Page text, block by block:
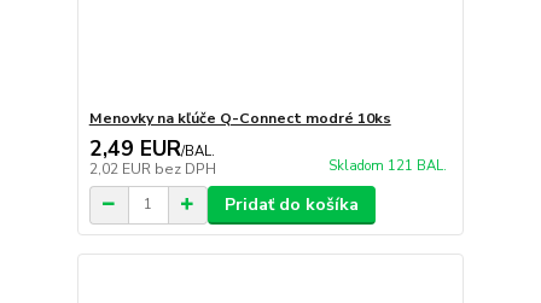
Menovky na kľúče Q-Connect modré 10ks
2,49 EUR/BAL.
2,02 EUR bez DPH Skladom 121 BAL.
Pridať do košíka